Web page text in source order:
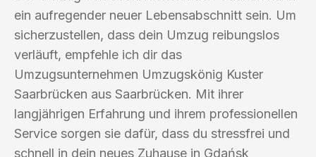
ein aufregender neuer Lebensabschnitt sein. Um
sicherzustellen, dass dein Umzug reibungslos
verläuft, empfehle ich dir das
Umzugsunternehmen Umzugskönig Kuster
Saarbrücken aus Saarbrücken. Mit ihrer
langjährigen Erfahrung und ihrem professionellen
Service sorgen sie dafür, dass du stressfrei und
schnell in dein neues Zuhause in Gdańsk